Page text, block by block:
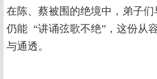
在陈、蔡被围的绝境中，弟子
仍能 “讲诵弦歌不绝”，这份从
与通透。